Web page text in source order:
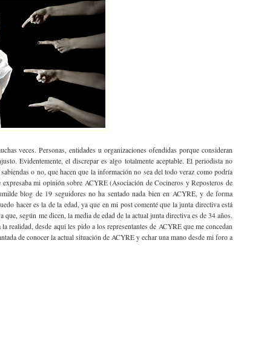
veces. Personas, entidades u organizaciones ofendidas porque consideran
Evidentemente, el discrepar es algo totalmente aceptable. El periodista no
o no, que hacen que la información no sea del todo veraz como podría
mi opinión sobre ACYRE (Asociación de Cocineros y Reposteros de
blog de 19 seguidores no ha sentado nada bien en ACYRE, y de forma
hacer es la de la edad, ya que en mi post comenté que la junta directiva está
según me dicen, la media de edad de la actual junta directiva es de 34 años.
realidad, desde aqui les pido a los representantes de ACYRE que me concedan
de conocer la actual situación de ACYRE y echar una mano desde mi foro a